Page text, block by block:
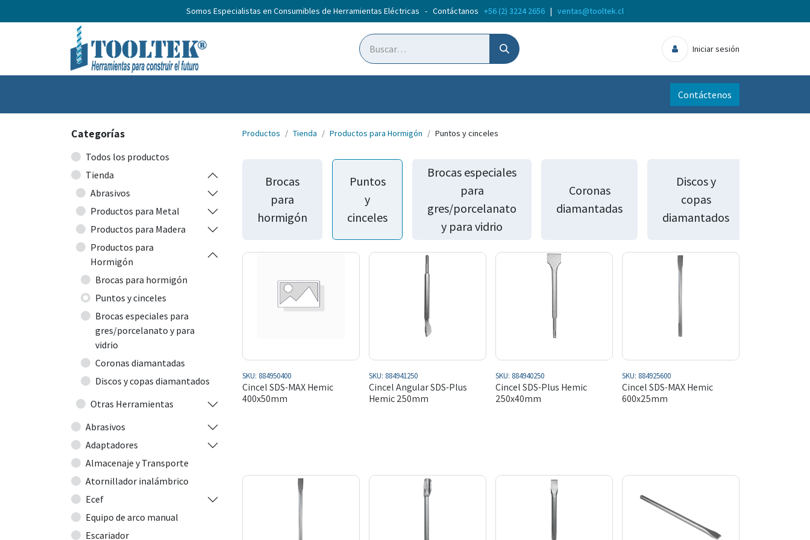
Somos Especialistas en Consumibles de Herramientas Eléctricas - Contáctanos +56 (2) 3224 2656 | ventas@tooltek.cl
Iniciar sesión
Contáctenos
Categorías
Todos los productos
Tienda
Abrasivos
Productos para Metal
Productos para Madera
Productos para
Hormigón
Brocas para hormigón
Puntos y cinceles
Brocas especiales para
gres/porcelanato y para
vidrio
Coronas diamantadas
Discos y copas diamantados
Otras Herramientas
Abrasivos
Adaptadores
Almacenaje y Transporte
Atornillador inalámbrico
Ecef
Equipo de arco manual
Escariador
Productos Tienda Productos para Hormigón Puntos y cinceles
Brocas
para
hormigón
Puntos
y
cinceles
Brocas especiales
para
gres/porcelanato
y para vidrio
Coronas
diamantadas
Discos y
copas
diamantados
SKU: 884950400
Cincel SDS-MAX Hemic
400x50mm
SKU: 884941250
Cincel Angular SDS-Plus
Hemic 250mm
SKU: 884940250
Cincel SDS-Plus Hemic
250x40mm
SKU: 884925600
Cincel SDS-MAX Hemic
600x25mm